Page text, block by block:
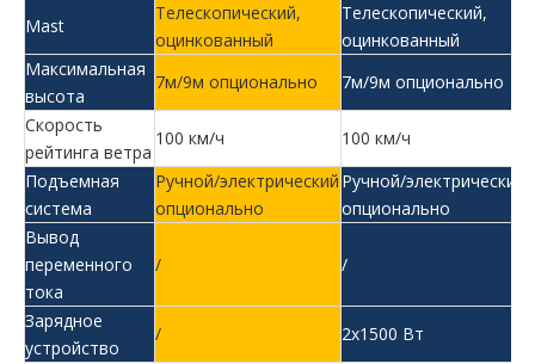
Mast
Телескопический,
оцинкованный
Телескопический,
оцинкованный
Максимальная
высота
7м/9м опционально 7м/9м опционально
Скорость
рейтинга ветра
100 км/ч 100 км/ч
Подъемная
система
Ручной/электрический
опционально
Ручной/электрический
опционально
Вывод
переменного
тока
/ /
Зарядное
устройство
/ 2x1500 Вт